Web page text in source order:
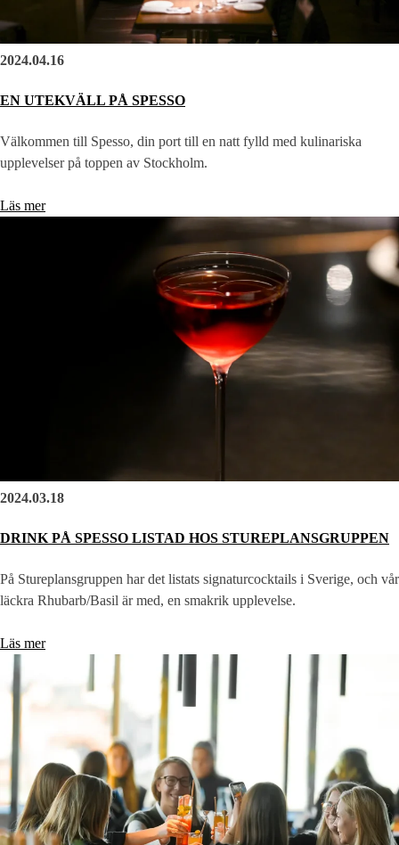
2024.04.16
EN UTEKVÄLL PÅ SPESSO
Välkommen till Spesso, din port till en natt fylld med kulinariska
upplevelser på toppen av Stockholm.
Läs mer
2024.03.18
DRINK PÅ SPESSO LISTAD HOS STUREPLANSGRUPPEN
På Stureplansgruppen har det listats signaturcocktails i Sverige, och vår
läckra Rhubarb/Basil är med, en smakrik upplevelse.
Läs mer